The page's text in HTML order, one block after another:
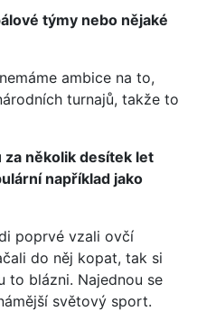
týmy nebo nějaké
ambice na to,
turnajů, takže to
za několik desítek let
například jako
poprvé vzali ovčí
do něj kopat, tak si
to blázni. Najednou se
světový sport.